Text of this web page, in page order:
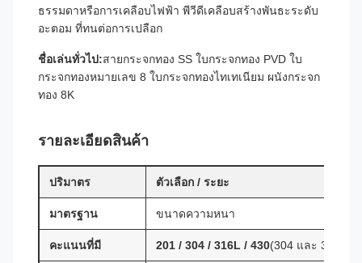
ธรรมดาหรือการเคลือบไฟฟ้า พีวีดีเคลือบสร้างพันธะระดับ
อะตอม ที่ทนต่อการเปลือก
ชื่อเล่นทั่วไป:สายกระจกทอง SS ใบกระจกทอง PVD ใบ
กระจกทองหมายเลข 8 ใบกระจกทองไทเทเนียม ผนังกระจก
ทอง 8K
รายละเอียดสินค้า
ปริมาตร ตัวเลือก / ระยะ
มาตรฐาน ขนาดความหนา
คะแนนที่มี 201 / 304 / 316L / 430(304 และ 316L